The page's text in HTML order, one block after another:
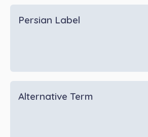
Persian Label
Alternative Term